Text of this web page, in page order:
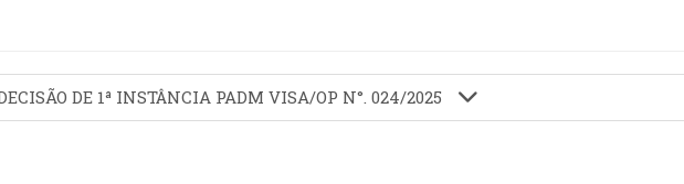
DE 1ª INSTÂNCIA PADM VISA/OP N°. 024/2025